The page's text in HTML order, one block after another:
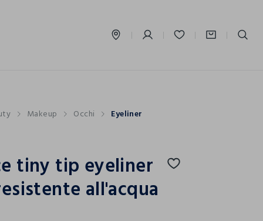
Makeup Occhi Eyeliner
tiny tip eyeliner
all'acqua